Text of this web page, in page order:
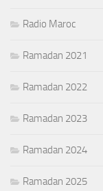
Radio Maroc
Ramadan 2021
Ramadan 2022
Ramadan 2023
Ramadan 2024
Ramadan 2025